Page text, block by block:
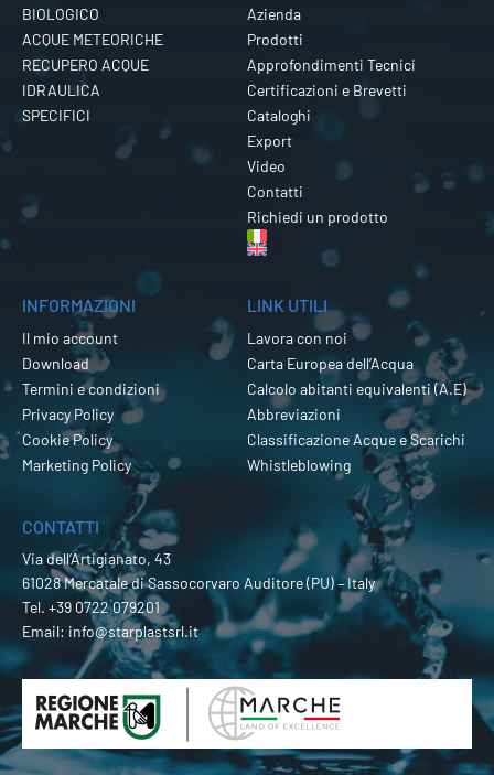
BIOLOGICO
ACQUE METEORICHE
RECUPERO ACQUE
IDRAULICA
SPECIFICI
Azienda
Prodotti
Approfondimenti Tecnici
Certificazioni e Brevetti
Cataloghi
Export
Video
Contatti
Richiedi un prodotto
INFORMAZIONI
Il mio account
Download
Termini e condizioni
Privacy Policy
Cookie Policy
Marketing Policy
LINK UTILI
Lavora con noi
Carta Europea dell’Acqua
Calcolo abitanti equivalenti (A.E)
Abbreviazioni
Classificazione Acque e Scarichi
Whistleblowing
CONTATTI
Via dell’Artigianato, 43
61028 Mercatale di Sassocorvaro Auditore (PU) – Italy
Tel. +39 0722 079201
Email: info@starplastsrl.it